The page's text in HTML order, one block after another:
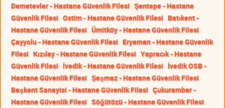
Demetevler - Hastane Güvenlik Filesi Şentepe - Hastane
Güvenlik Filesi Ostim - Hastane Güvenlik Filesi Batıkent -
Hastane Güvenlik Filesi Ümitköy - Hastane Güvenlik Filesi
Çayyolu - Hastane Güvenlik Filesi Eryaman - Hastane Güvenlik
Filesi Kızılay - Hastane Güvenlik Filesi Yapracık - Hastane
Güvenlik Filesi İvedik - Hastane Güvenlik Filesi İvedik OSB -
Hastane Güvenlik Filesi Şaşmaz - Hastane Güvenlik Filesi
Başkent Sanayisi - Hastane Güvenlik Filesi Çukurambar -
Hastane Güvenlik Filesi Söğütözü - Hastane Güvenlik Filesi